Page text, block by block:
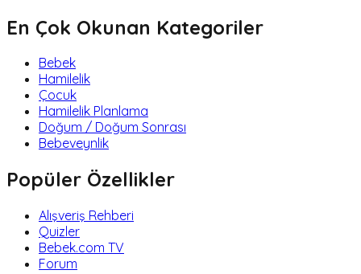
En Çok Okunan Kategoriler
Bebek
Hamilelik
Çocuk
Hamilelik Planlama
Doğum / Doğum Sonrası
Bebeveynlik
Popüler Özellikler
Alışveriş Rehberi
Quizler
Bebek.com TV
Forum